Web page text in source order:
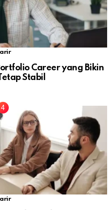
Career yang Bikin
Stabil